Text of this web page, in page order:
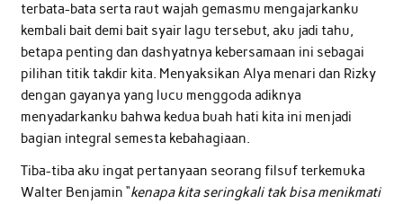
terbata-bata serta raut wajah gemasmu mengajarkanku
kembali bait demi bait syair lagu tersebut, aku jadi tahu,
betapa penting dan dashyatnya kebersamaan ini sebagai
pilihan titik takdir kita. Menyaksikan Alya menari dan Rizky
dengan gayanya yang lucu menggoda adiknya
menyadarkanku bahwa kedua buah hati kita ini menjadi
bagian integral semesta kebahagiaan.
Tiba-tiba aku ingat pertanyaan seorang filsuf terkemuka
Walter Benjamin “kenapa kita seringkali tak bisa menikmati